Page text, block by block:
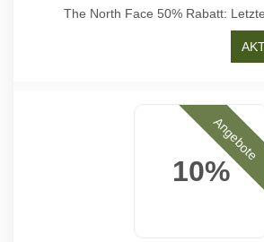
The North Face 50% Rabatt:
10%
Angebote